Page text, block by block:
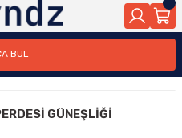
BUL
GÜNEŞLİĞİ